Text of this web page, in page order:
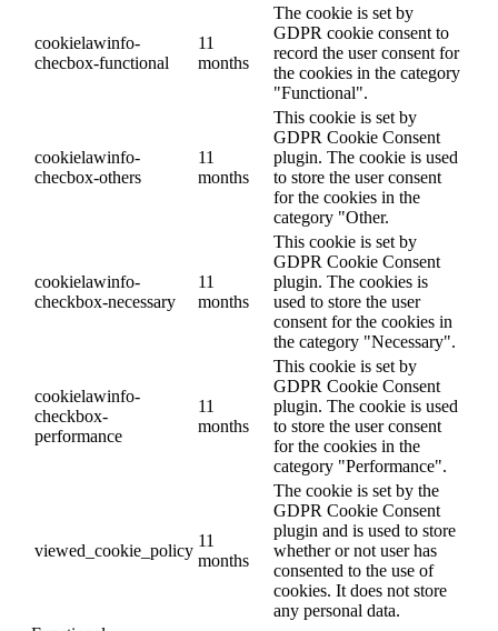
cookielawinfo-
checbox-functional
11
months
The cookie is set by
GDPR cookie consent to
record the user consent for
the cookies in the category
"Functional".
cookielawinfo-
checbox-others
11
months
This cookie is set by
GDPR Cookie Consent
plugin. The cookie is used
to store the user consent
for the cookies in the
category "Other.
cookielawinfo-
checkbox-necessary
11
months
This cookie is set by
GDPR Cookie Consent
plugin. The cookies is
used to store the user
consent for the cookies in
the category "Necessary".
cookielawinfo-
checkbox-
performance
11
months
This cookie is set by
GDPR Cookie Consent
plugin. The cookie is used
to store the user consent
for the cookies in the
category "Performance".
viewed_cookie_policy
11
months
The cookie is set by the
GDPR Cookie Consent
plugin and is used to store
whether or not user has
consented to the use of
cookies. It does not store
any personal data.